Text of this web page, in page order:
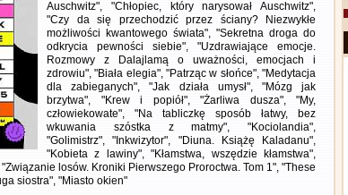
Auschwitz", "Chłopiec, który narysował Auschwitz",
"Czy da się przechodzić przez ściany? Niezwykłe
możliwości kwantowego świata", "Sekretna droga do
odkrycia pewności siebie", "Uzdrawiające emocje.
Rozmowy z Dalajlamą o uważności, emocjach i
zdrowiu", "Biała elegia", "Patrząc w słońce", "Medytacja
dla zabieganych", "Jak działa umysł", "Mózg jak
brzytwa", "Krew i popiół", "Żarliwa dusza", "My,
człowiekowate", "Na tabliczkę sposób łatwy, bez
wkuwania szóstka z matmy", "Kociolandia",
"Golimistrz", "Inkwizytor", "Diuna. Książę Kaladanu",
"Kobieta z lawiny", "Kłamstwa, wszędzie kłamstwa",
losów. Kroniki Pierwszego Proroctwa. Tom 1", "These
siostra", "Miasto okien"